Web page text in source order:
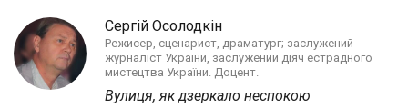
Сергій Осолодкін
Режисер, сценарист, драматург; заслужений
журналіст України, заслужений діяч естрадного
мистецтва України. Доцент.
Вулиця, як дзеркало неспокою